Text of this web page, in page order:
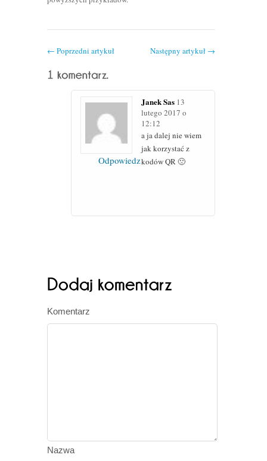
← Poprzedni artykuł Następny artykuł →
Janek Sas 13
lutego 2017 o
12:12
a ja dalej nie wiem
jak korzystać z
kodów QR 🙁
Odpowiedz
Komentarz
Nazwa